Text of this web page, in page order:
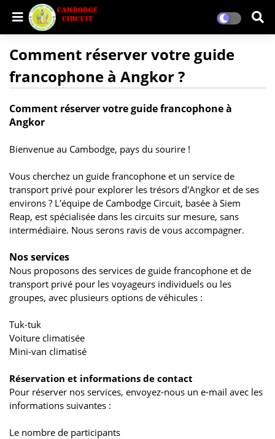
Comment réserver votre guide
francophone à Angkor ?
Comment réserver votre guide francophone à
Angkor
Bienvenue au Cambodge, pays du sourire !
Vous cherchez un guide francophone et un service de
transport privé pour explorer les trésors d'Angkor et de ses
environs ? L'équipe de Cambodge Circuit, basée à Siem
Reap, est spécialisée dans les circuits sur mesure, sans
intermédiaire. Nous serons ravis de vous accompagner.
Nos services
Nous proposons des services de guide francophone et de
transport privé pour les voyageurs individuels ou les
groupes, avec plusieurs options de véhicules :
Tuk-tuk
Voiture climatisée
Mini-van climatisé
Réservation et informations de contact
Pour réserver nos services, envoyez-nous un e-mail avec les
informations suivantes :
Le nombre de participants